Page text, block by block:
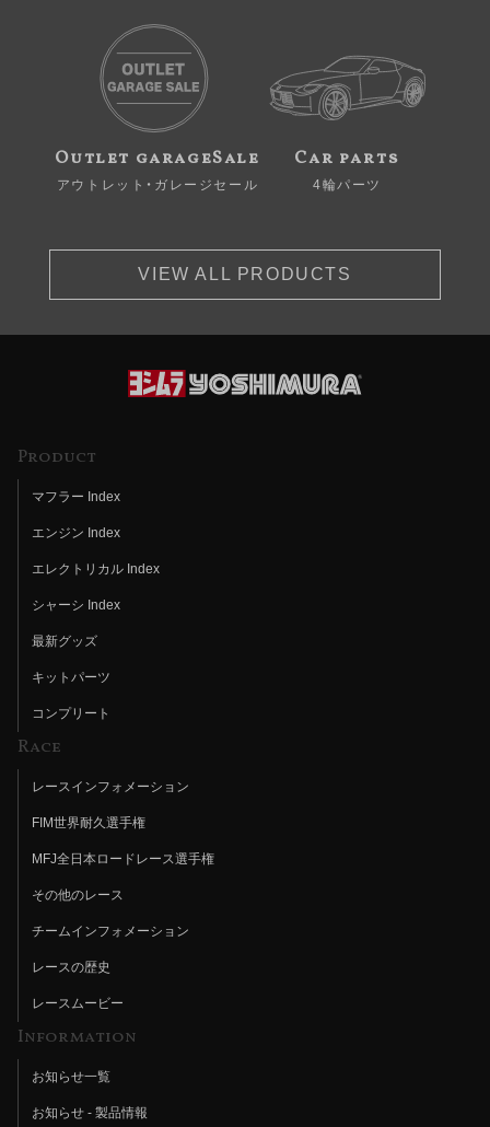
Outlet garageSale
アウトレット・ガレージセール
Car parts
4輪パーツ
VIEW ALL PRODUCTS
Product
マフラー Index
エンジン Index
エレクトリカル Index
シャーシ Index
最新グッズ
キットパーツ
コンプリート
Race
レースインフォメーション
FIM世界耐久選手権
MFJ全日本ロードレース選手権
その他のレース
チームインフォメーション
レースの歴史
レースムービー
Information
お知らせ一覧
お知らせ - 製品情報